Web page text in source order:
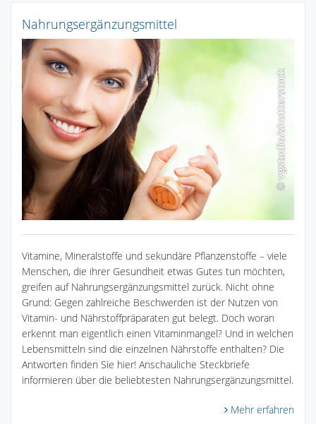
Nahrungsergänzungsmittel
Vitamine, Mineralstoffe und sekundäre Pflanzenstoffe – viele
Menschen, die ihrer Gesundheit etwas Gutes tun möchten,
greifen auf Nahrungsergänzungsmittel zurück. Nicht ohne
Grund: Gegen zahlreiche Beschwerden ist der Nutzen von
Vitamin- und Nährstoffpräparaten gut belegt. Doch woran
erkennt man eigentlich einen Vitaminmangel? Und in welchen
Lebensmitteln sind die einzelnen Nährstoffe enthalten? Die
Antworten finden Sie hier! Anschauliche Steckbriefe
informieren über die beliebtesten Nahrungsergänzungsmittel.
Mehr erfahren